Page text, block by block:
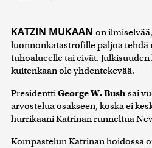
KATZIN MUKAAN on
luonnonkatastrofille paljoa tehdä
tuhoalueelle tai eivät.
kuitenkaan ole yhdentekevää.
PresidenttiGeorge W. Bushsai
arvostelua osakseen, koska ei
hurrikaani Katrinan runneltua
Kompastelun Katrinan hoidossa